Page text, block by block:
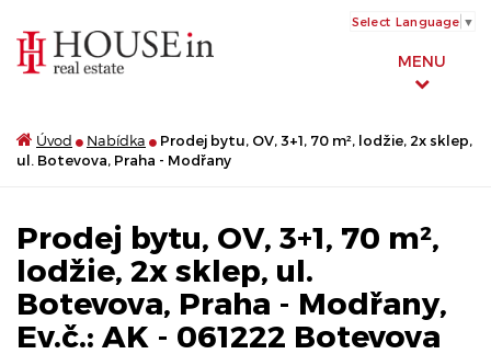
MENU
Select Language ▼
Úvod Nabídka
Prodej bytu, OV, 3+1, 70 m², lodžie, 2x sklep,
ul. Botevova, Praha - Modřany
Prodej bytu, OV, 3+1, 70 m²,
lodžie, 2x sklep, ul.
Botevova, Praha - Modřany,
Ev.č.: AK - 061222 Botevova